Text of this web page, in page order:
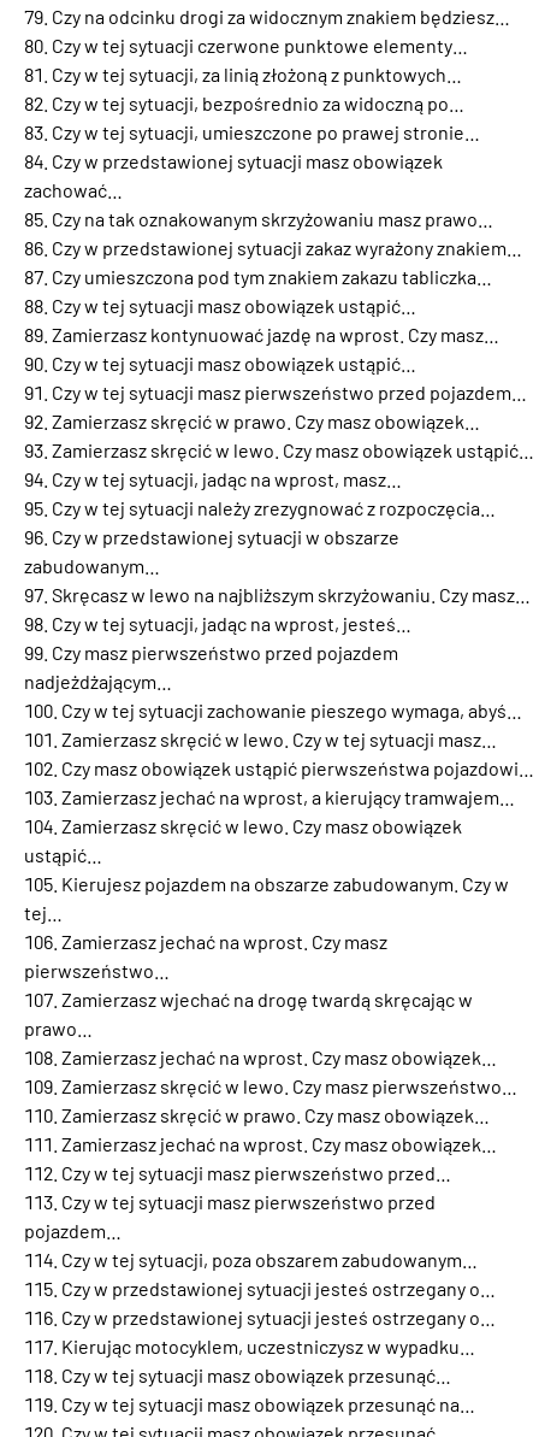
Czy na odcinku drogi za widocznym znakiem będziesz…
Czy w tej sytuacji czerwone punktowe elementy…
Czy w tej sytuacji, za linią złożoną z punktowych…
Czy w tej sytuacji, bezpośrednio za widoczną po…
Czy w tej sytuacji, umieszczone po prawej stronie…
Czy w przedstawionej sytuacji masz obowiązek
zachować…
Czy na tak oznakowanym skrzyżowaniu masz prawo…
Czy w przedstawionej sytuacji zakaz wyrażony znakiem…
Czy umieszczona pod tym znakiem zakazu tabliczka…
Czy w tej sytuacji masz obowiązek ustąpić…
Zamierzasz kontynuować jazdę na wprost. Czy masz…
Czy w tej sytuacji masz obowiązek ustąpić…
Czy w tej sytuacji masz pierwszeństwo przed pojazdem…
Zamierzasz skręcić w prawo. Czy masz obowiązek…
Zamierzasz skręcić w lewo. Czy masz obowiązek ustąpić…
Czy w tej sytuacji, jadąc na wprost, masz…
Czy w tej sytuacji należy zrezygnować z rozpoczęcia…
Czy w przedstawionej sytuacji w obszarze
zabudowanym…
Skręcasz w lewo na najbliższym skrzyżowaniu. Czy masz…
Czy w tej sytuacji, jadąc na wprost, jesteś…
Czy masz pierwszeństwo przed pojazdem
nadjeżdżającym…
Czy w tej sytuacji zachowanie pieszego wymaga, abyś…
Zamierzasz skręcić w lewo. Czy w tej sytuacji masz…
Czy masz obowiązek ustąpić pierwszeństwa pojazdowi…
Zamierzasz jechać na wprost, a kierujący tramwajem…
Zamierzasz skręcić w lewo. Czy masz obowiązek
ustąpić…
Kierujesz pojazdem na obszarze zabudowanym. Czy w
tej…
Zamierzasz jechać na wprost. Czy masz
pierwszeństwo…
Zamierzasz wjechać na drogę twardą skręcając w
prawo…
Zamierzasz jechać na wprost. Czy masz obowiązek…
Zamierzasz skręcić w lewo. Czy masz pierwszeństwo…
Zamierzasz skręcić w prawo. Czy masz obowiązek…
Zamierzasz jechać na wprost. Czy masz obowiązek…
Czy w tej sytuacji masz pierwszeństwo przed…
Czy w tej sytuacji masz pierwszeństwo przed
pojazdem…
Czy w tej sytuacji, poza obszarem zabudowanym…
Czy w przedstawionej sytuacji jesteś ostrzegany o…
Czy w przedstawionej sytuacji jesteś ostrzegany o…
Kierując motocyklem, uczestniczysz w wypadku…
Czy w tej sytuacji masz obowiązek przesunąć…
Czy w tej sytuacji masz obowiązek przesunąć na…